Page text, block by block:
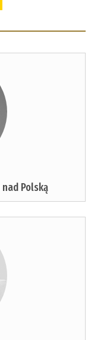
Polską